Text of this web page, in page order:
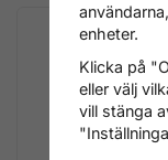
enheter.
Klicka på
eller välj
vill stänga